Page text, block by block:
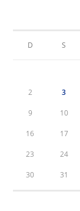
D S
2 3
9 10
16 17
23 24
30 31